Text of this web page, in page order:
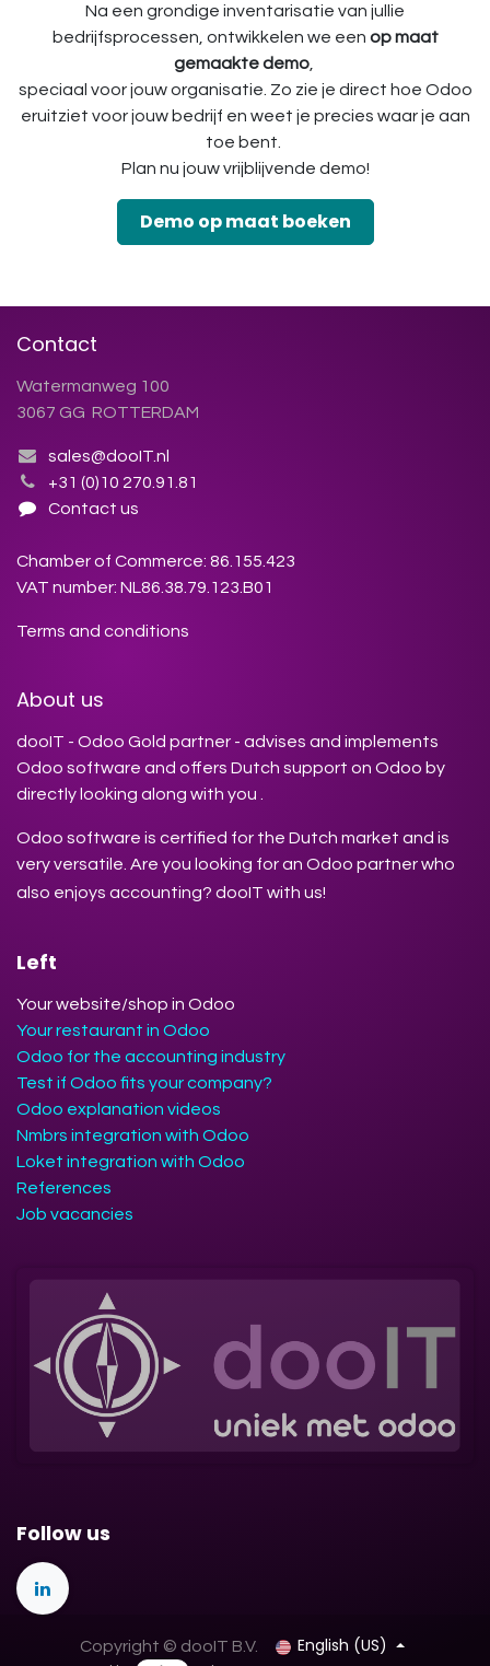
Na een grondige inventarisatie van jullie
bedrijfsprocessen, ontwikkelen we een op maat
gemaakte demo,
speciaal voor jouw organisatie. Zo zie je direct hoe Odoo
eruitziet voor jouw bedrijf en weet je precies waar je aan
toe bent.
Plan nu jouw vrijblijvende demo!
Demo op maat boeken
Contact
Watermanweg 100
3067 GG ROTTERDAM
sales@dooIT.nl
+31 (0)10 270.91.81
Contact us
Chamber of Commerce: 86.155.423
VAT number: NL86.38.79.123.B01
Terms and conditions
About us
dooIT - Odoo Gold partner - advises and implements
Odoo software and offers Dutch support on Odoo by
directly looking along with you .
Odoo software is certified for the Dutch market and is
very versatile. Are you looking for an Odoo partner who
also enjoys accounting? dooIT with us!
Left
Your website/shop in Odoo
Your restaurant in Odoo
Odoo for the accounting industry
Test if Odoo fits your company?
Odoo explanation videos
Nmbrs integration with Odoo
Loket integration with Odoo
References
Job vacancies
Follow us
Copyright © dooIT B.V. English (US)